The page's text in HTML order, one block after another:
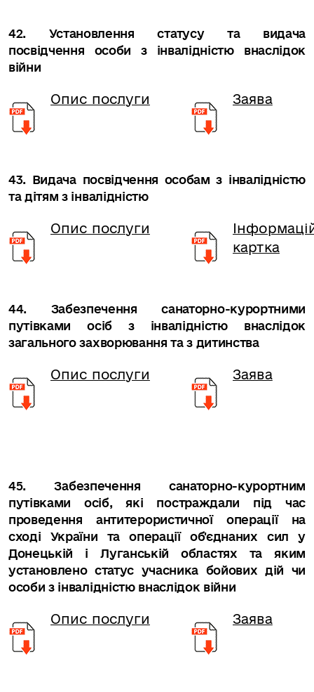
42. Установлення статусу та видача
посвідчення особи з інвалідністю внаслідок
війни
Опис послуги Заява
43. Видача посвідчення особам з інвалідністю
та дітям з інвалідністю
Опис послуги
картка
44. Забезпечення санаторно-курортними
путівками осіб з інвалідністю внаслідок
загального захворювання та з дитинства
Опис послуги Заява
45. Забезпечення санаторно-курортним
путівками осіб, які постраждали під час
проведення антитерористичної операції на
сході України та операції об'єднаних сил у
Донецькій і Луганській областях та яким
установлено статус учасника бойових дій чи
особи з інвалідністю внаслідок війни
Опис послуги Заява